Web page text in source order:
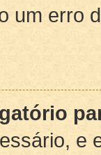
um erro
e